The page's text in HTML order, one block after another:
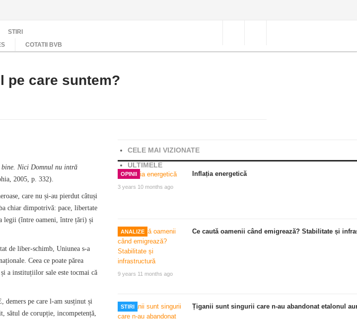
STIRI
COTATII BVB
pe care suntem?
bine. Nici Domnul nu intră
2005, p. 332).
care nu și-au pierdut câtuși
chiar dimpotrivă: pace, libertate
legii (între oameni, între țări) și
de liber-schimb, Uniunea s-a
Ceea ce poate părea
a instituțiilor sale este tocmai că
demers pe care l-am susținut și
sătul de corupție, incompetență,
CELE MAI VIZIONATE
ULTIMELE
OPINII
3 years 10 months ago
Inflația energetică
ANALIZE
9 years 11 months ago
Ce caută oamenii când emigrează? Stabilitate și
STIRI Țiganii sunt singurii care n-au abandonat etalonul